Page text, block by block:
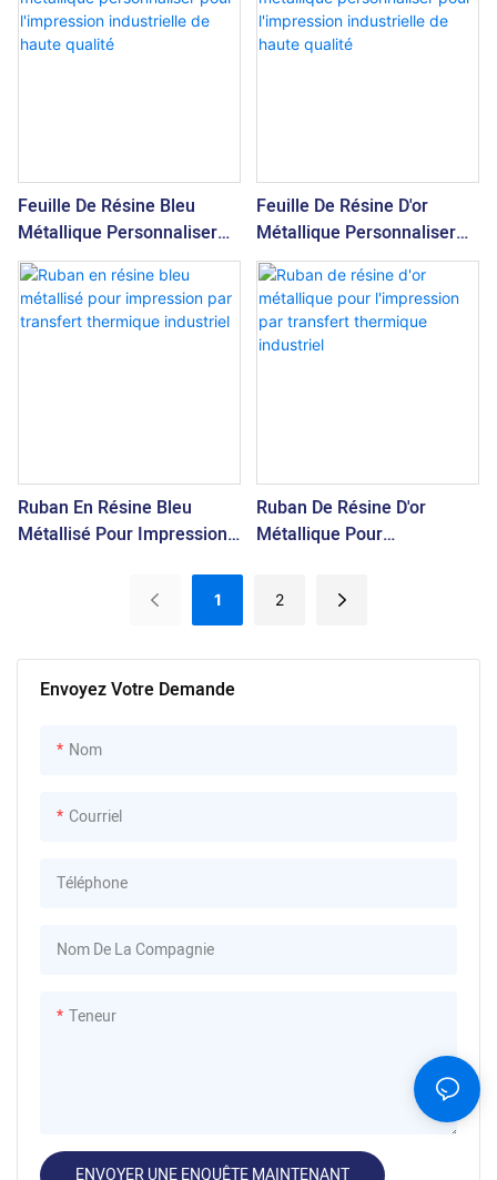
Envoyez Votre Demande
Nom
Courriel
Téléphone
Nom De La Compagnie
Teneur
ENVOYER UNE ENQUÊTE MAINTENANT
Feuille De Résine Bleu
Métallique Personnaliser
Pour L'impression
Industrielle De Haute
Qualité
Feuille De Résine D'or
Métallique Personnaliser
Pour L'impression
Industrielle De Haute
Qualité
Ruban En Résine Bleu
Métallisé Pour Impression
Ruban De Résine D'or
Métallique Pour
Thermique Industriel
1 2